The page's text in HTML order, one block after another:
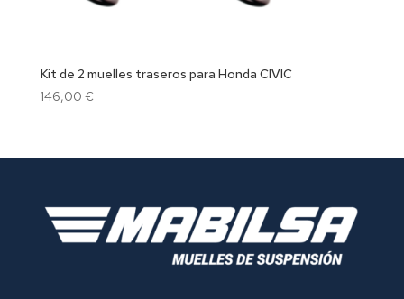
Kit de 2 muelles traseros para Honda CIVIC
146,00 €